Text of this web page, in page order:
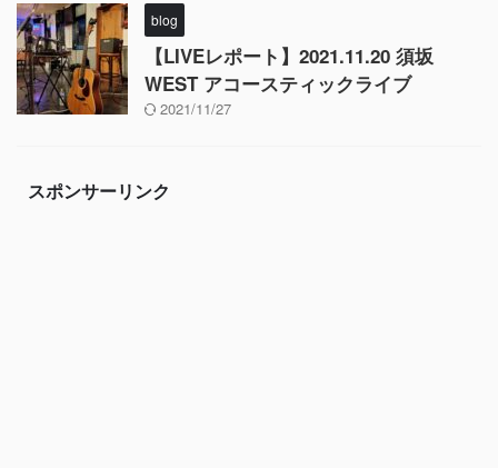
blog
【LIVEレポート】2021.11.20 須坂
WEST アコースティックライブ
2021/11/27
スポンサーリンク